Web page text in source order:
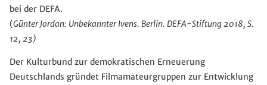
bei der DEFA.
(Günter Jordan: Unbekannter Ivens. Berlin. DEFA-Stiftung 2018, S.
12, 23)
Der Kulturbund zur demokratischen Erneuerung
Deutschlands gründet Filmamateurgruppen zur Entwicklung